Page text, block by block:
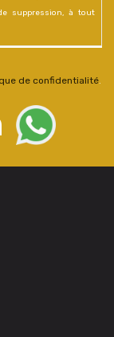
suppression, à tout
de confidentialité.